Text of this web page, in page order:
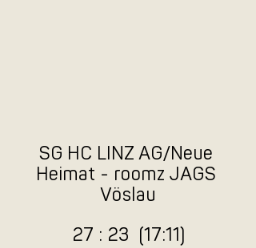
SG HC LINZ AG/Neue
Heimat - roomz JAGS
Vöslau
27 : 23  (17:11)